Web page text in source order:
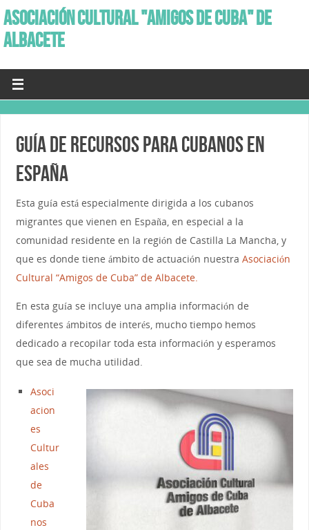
ASOCIACIÓN CULTURAL "AMIGOS DE CUBA" DE
ALBACETE
GUÍA DE RECURSOS PARA CUBANOS EN
ESPAÑA
Esta guía está especialmente dirigida a los cubanos
migrantes que vienen en España, en especial a la
comunidad residente en la región de Castilla La Mancha, y
que es donde tiene ámbito de actuación nuestra Asociación
Cultural “Amigos de Cuba” de Albacete.
En esta guía se incluye una amplia información de
diferentes ámbitos de interés, mucho tiempo hemos
dedicado a recopilar toda esta información y esperamos
que sea de mucha utilidad.
Asoci
acion
es
Cultur
ales
de
Cuba
nos